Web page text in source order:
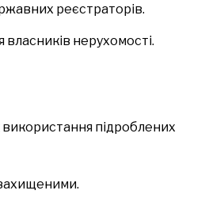
реєстраторів.
нерухомості.
підроблених